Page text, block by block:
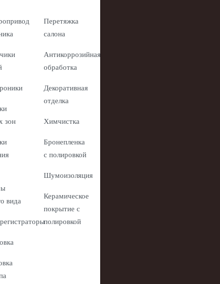
зон
вида
Перетяжка
салона
Антикоррозийная
обработка
Декоративная
отделка
Химчистка
Бронепленка
с полировкой
Шумоизоляция
Керамическое
покрытие с
полировкой